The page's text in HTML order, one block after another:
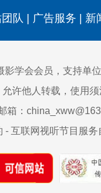
队 广告服务 新
学会会员，支持单位
许他人转载，使用须
箱：
- 互联网视听节目服务